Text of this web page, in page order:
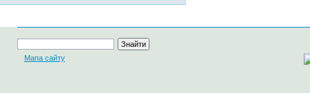
Мапа сайту